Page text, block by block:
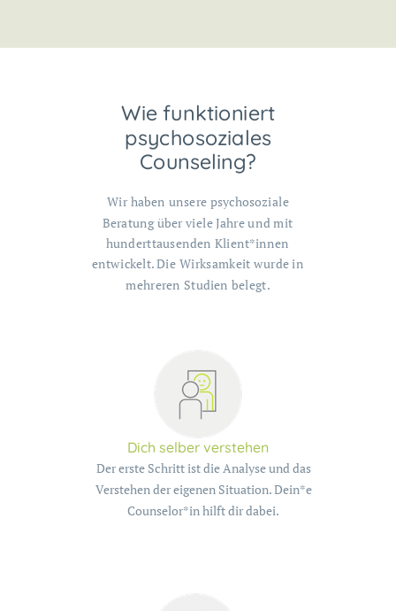
Wie funktioniert
psychosoziales
Counseling?
Wir haben unsere psychosoziale
Beratung über viele Jahre und mit
hunderttausenden Klient*innen
entwickelt. Die Wirksamkeit wurde in
mehreren Studien belegt.
Dich selber verstehen
Der erste Schritt ist die Analyse und das
Verstehen der eigenen Situation. Dein*e
Counselor*in hilft dir dabei.